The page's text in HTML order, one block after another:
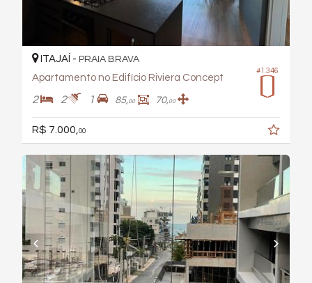
#1.346
ITAJAÍ - PRAIA BRAVA
Apartamento no Edifício Riviera Concept
2 2 1 85,00 70,00
R$ 7.000, 00